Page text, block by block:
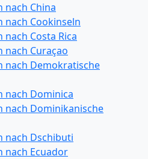
nach China
nach Cookinseln
Costa Rica
nach Curaçao
nach Demokratische
nach Dominica
nach Dominikanische
nach Dschibuti
nach Ecuador